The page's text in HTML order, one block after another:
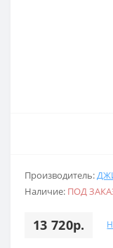
Производитель:
Наличие: ПОД
13 720р.